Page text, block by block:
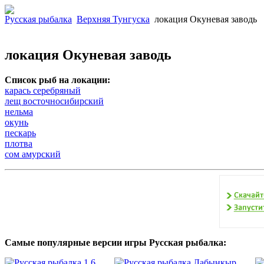
Русская рыбалка Верхняя Тунгуска локация Окуневая заводь
локация Окуневая заводь
Список рыб на локации:
карась серебряный
лещ восточносибирский
нельма
окунь
пескарь
плотва
сом амурский
Самые популярные версии игры Русская рыбалка: